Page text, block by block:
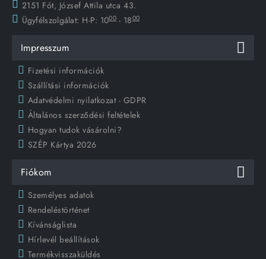
2151 Fót, József Attila utca 43.
Ügyfélszolgálat: H-P: 1000 - 1800
Impresszum
Fizetési információk
Szállítási információk
Adatvédelmi nyilatkozat - GDPR
Általános szerződési feltételek
Hogyan tudok vásárolni?
SZÉP Kártya 2026
Fiókom
Személyes adatok
Rendeléstörténet
Kívánságlista
Hírlevél beállítások
Termékvisszaküldés